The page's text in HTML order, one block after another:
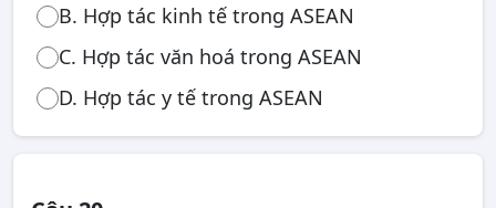
B. Hợp tác kinh tế trong ASEAN
C. Hợp tác văn hoá trong ASEAN
D. Hợp tác y tế trong ASEAN